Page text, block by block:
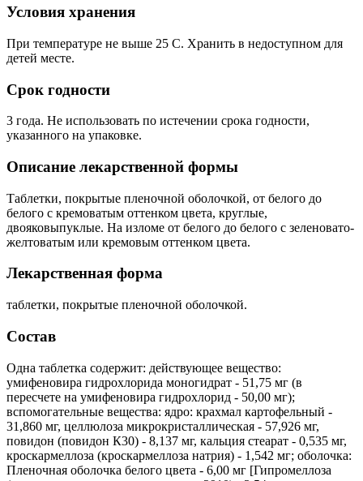
Условия хранения
При температуре не выше 25 С. Хранить в недоступном для
детей месте.
Срок годности
3 года. Не использовать по истечении срока годности,
указанного на упаковке.
Описание лекарственной формы
Таблетки, покрытые пленочной оболочкой, от белого до
белого с кремоватым оттенком цвета, круглые,
двояковыпуклые. На изломе от белого до белого с зеленовато-
желтоватым или кремовым оттенком цвета.
Лекарственная форма
таблетки, покрытые пленочной оболочкой.
Состав
Одна таблетка содержит: действующее вещество:
умифеновира гидрохлорида моногидрат - 51,75 мг (в
пересчете на умифеновира гидрохлорид - 50,00 мг);
вспомогательные вещества: ядро: крахмал картофельный -
31,860 мг, целлюлоза микрокристаллическая - 57,926 мг,
повидон (повидон К30) - 8,137 мг, кальция стеарат - 0,535 мг,
кроскармеллоза (кроскармеллоза натрия) - 1,542 мг; оболочка:
Пленочная оболочка белого цвета - 6,00 мг [Гипромеллоза